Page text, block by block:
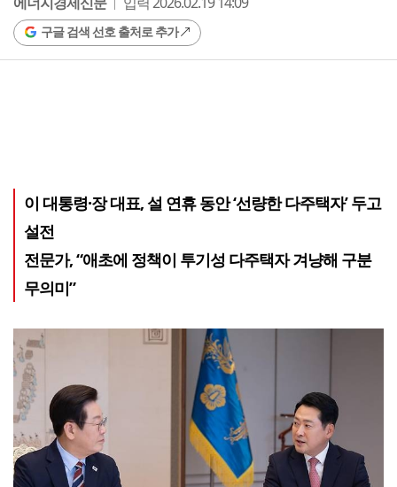
구글 검색 선호 출처로 추가
이 대통령·장 대표, 설 연휴 동안 ‘선량한 다주택자’ 두고
설전
전문가, “애초에 정책이 투기성 다주택자 겨냥해 구분
무의미”